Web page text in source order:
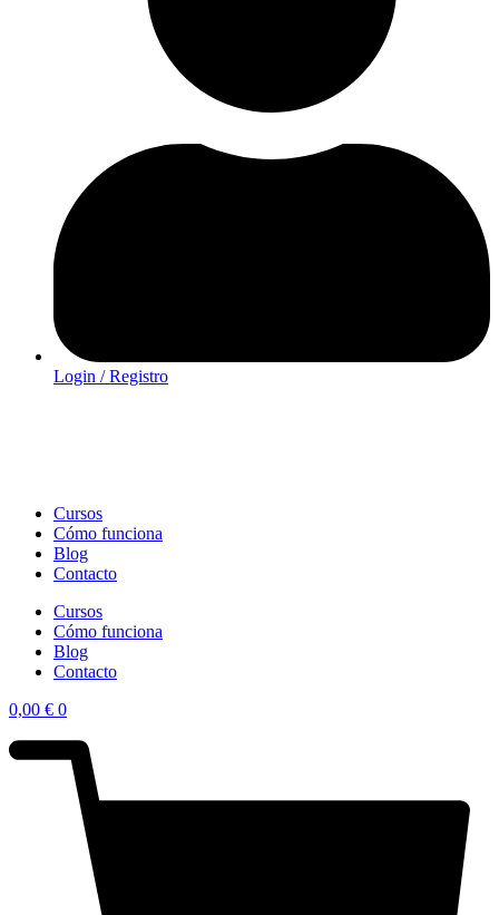
Login / Registro
Cursos
Cómo funciona
Blog
Contacto
Cursos
Cómo funciona
Blog
Contacto
0,00 € 0